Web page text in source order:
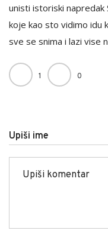
unisti istoriski
koje kao sto vidimo idu
sve se snima i lazi vise
1 0
Upiši ime